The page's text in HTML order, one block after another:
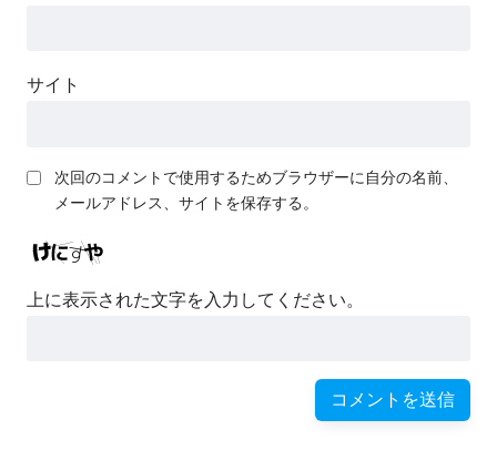
サイト
次回のコメントで使用するためブラウザーに自分の名前、
メールアドレス、サイトを保存する。
上に表示された文字を入力してください。